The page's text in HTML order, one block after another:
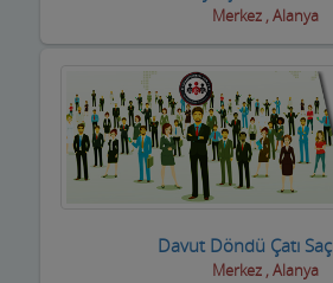
Bilgisayar Yazılım Bilişim
Bisiklet Satış ve Tamircisi
Bobinajcılar
Cam, Ayna Ürünleri
Merkez , Alanya
Davut Döndü Çatı
Merkez , Alanya